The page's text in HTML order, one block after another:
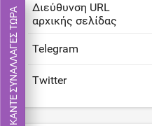
Διεύθυνση URL
αρχικής σελίδας
Telegram
Twitter
ΚΆΝΤΕ ΣΥΝΑΛΛΑΓΈΣ ΤΏΡΑ